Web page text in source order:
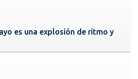
es una explosión de ritmo y